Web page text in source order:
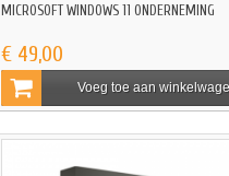
MICROSOFT WINDOWS 11 ONDERNEMING
€ 49,00
Voeg toe aan